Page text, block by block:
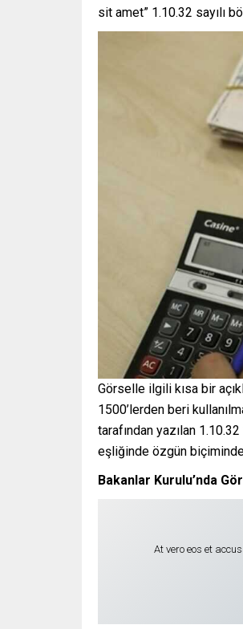
sit amet” 1.10.32 sayılı
Görselle ilgili kısa bir
1500’lerden beri
tarafından yazılan
eşliğinde özgün
Bakanlar Kurulu’nda
At vero eos et